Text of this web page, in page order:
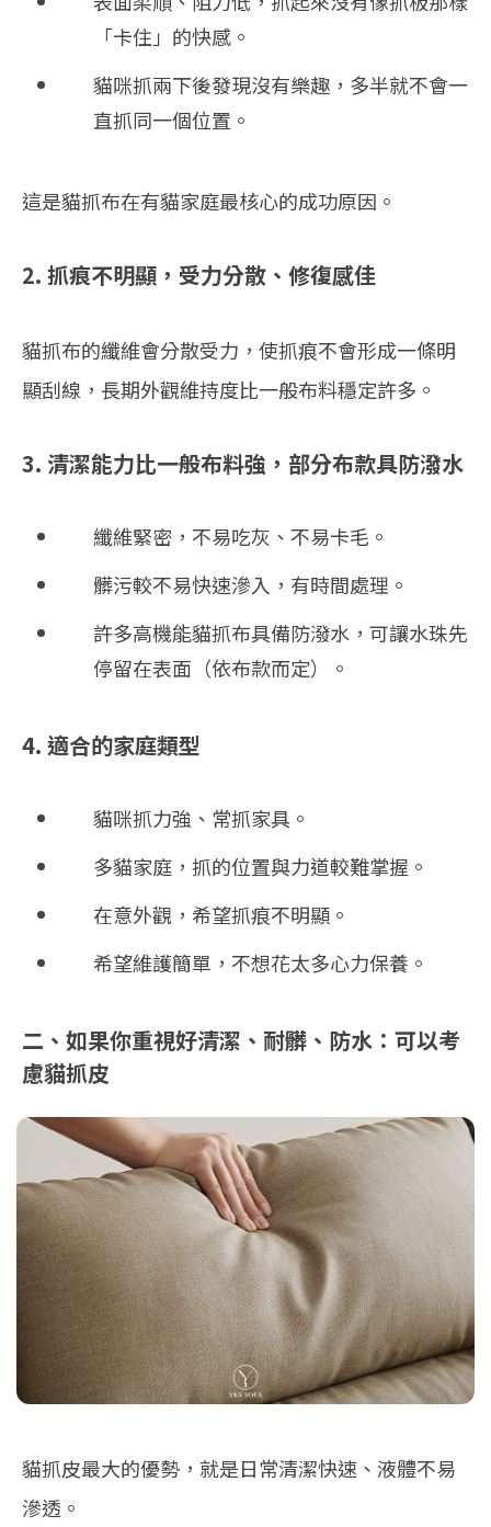
「卡住」的快感。
貓咪抓兩下後發現沒有樂趣，多半就不會一
直抓同一個位置。
這是貓抓布在有貓家庭最核心的成功原因。
2. 抓痕不明顯，受力分散、修復感佳
貓抓布的纖維會分散受力，使抓痕不會形成一條明
顯刮線，長期外觀維持度比一般布料穩定許多。
3. 清潔能力比一般布料強，部分布款具防潑水
纖維緊密，不易吃灰、不易卡毛。
髒污較不易快速滲入，有時間處理。
許多高機能貓抓布具備防潑水，可讓水珠先
停留在表面（依布款而定）。
4. 適合的家庭類型
貓咪抓力強、常抓家具。
多貓家庭，抓的位置與力道較難掌握。
在意外觀，希望抓痕不明顯。
希望維護簡單，不想花太多心力保養。
二、如果你重視好清潔、耐髒、防水：可以考
慮貓抓皮
貓抓皮最大的優勢，就是日常清潔快速、液體不易
滲透。